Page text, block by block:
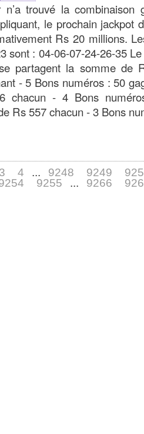
trouvé la combinaison
le prochain jackpot
Rs 20 millions.
sont : 04-06-07-24-26-35
partagent la somme de
- 5 Bons numéros : 50
chacun - 4 Bons
Rs 557 chacun - 3 Bons
3 4 ... 9248 9249
9255 ... 9266